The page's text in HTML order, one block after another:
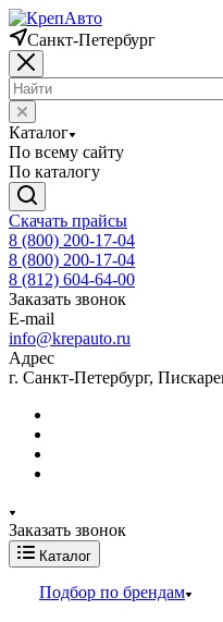
Санкт-Петербург
Каталог
По всему сайту
По каталогу
Скачать прайсы
8 (800) 200-17-04
8 (800) 200-17-04
8 (812) 604-64-00
Заказать звонок
E-mail
info@krepauto.ru
Адрес
г. Санкт-Петербург,
Заказать звонок
Каталог
Подбор по брендам